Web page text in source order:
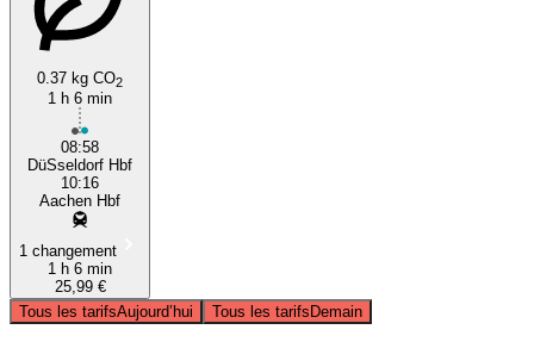
0.37 kg CO2
1 h 6 min
08:58
DüSseldorf Hbf
10:16
Aachen Hbf
1 changement
1 h 6 min
25,99 €
Tous les tarifsAujourd’hui Tous les tarifsDemain